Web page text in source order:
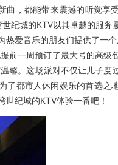
，都能带来震撼的听觉享
纪城的KTV以其卓越的服务
爱音乐的朋友们提供了一
一周预订了最大号的高级
馨。这场派对不仅让儿子度
都市人休闲娱乐的首选之
纪城的KTV体验一番吧！